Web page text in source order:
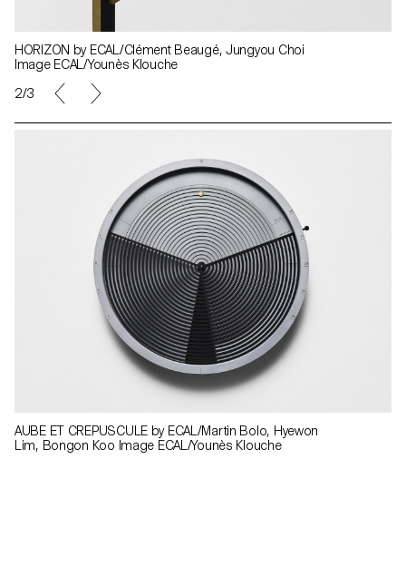
HORIZON by ECAL/Clément Beaugé, Jungyou Choi
Image ECAL/Younès Klouche
2/3
AUBE ET CREPUSCULE by ECAL/Martin Bolo, Hyewon
Lim, Bongon Koo Image ECAL/Younès Klouche